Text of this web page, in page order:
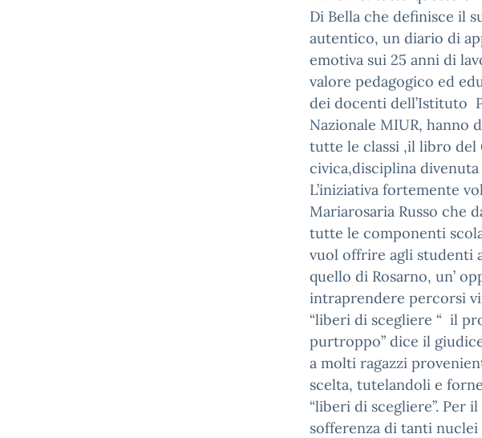
Di Bella che definisce il
autentico, un diario di
emotiva sui 25 anni di
valore pedagogico ed
dei docenti dell’Istituto
Nazionale MIUR, hanno
tutte le classi ,il libro del
civica,disciplina
L’iniziativa fortemente
Mariarosaria Russo che
tutte le componenti
vuol offrire agli studenti
quello di Rosarno, un’
intraprendere percorsi
“liberi di scegliere “ il
purtroppo” dice il
a molti ragazzi
scelta, tutelandoli e
“liberi di scegliere”. Per
sofferenza di tanti